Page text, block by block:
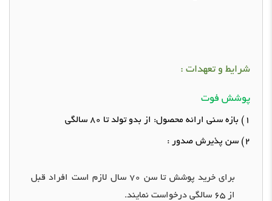
شرایط و تعهدات :
پوشش فوت
1) بازه سنی ارائه محصول: از بدو تولد تا 80 سالگی
2) سن پذیرش صدور :
برای خرید پوشش تا سن 70 سال لازم است افراد قبل
از 65 سالگی درخواستنمایند.